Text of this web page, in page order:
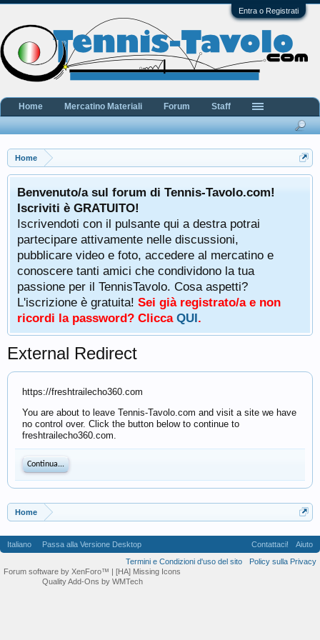
Entra o Registrati
Home
Benvenuto/a sul forum di Tennis-Tavolo.com!
Iscriviti è GRATUITO!
Iscrivendoti con il pulsante qui a destra potrai
partecipare attivamente nelle discussioni,
pubblicare video e foto, accedere al mercatino e
conoscere tanti amici che condividono la tua
passione per il TennisTavolo. Cosa aspetti?
L'iscrizione è gratuita! Sei già registrato/a e non
ricordi la password? Clicca QUI.
External Redirect
https://freshtrailecho360.com
You are about to leave Tennis-Tavolo.com and visit a site we have
no control over. Click the button below to continue to
freshtrailecho360.com.
Continua...
Home
Home Mercatino Materiali Forum Staff
Italiano Passa alla Versione Desktop Contattaci!
Aiuto
Termini e Condizioni d'uso del sito
Policy sulla Privacy
Forum software by XenForo™ | [HA] Missing Icons
Quality Add-Ons by WMTech